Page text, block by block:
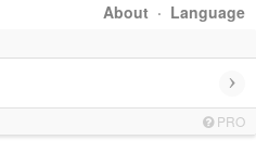
About · Language
›
PRO